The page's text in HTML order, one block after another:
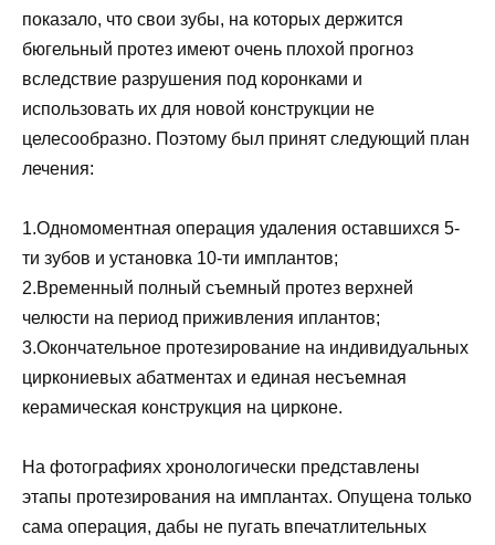
показало, что свои зубы, на которых держится
бюгельный протез имеют очень плохой прогноз
вследствие разрушения под коронками и
использовать их для новой конструкции не
целесообразно. Поэтому был принят следующий план
лечения:
1.Одномоментная операция удаления оставшихся 5-
ти зубов и установка 10-ти имплантов;
2.Временный полный съемный протез верхней
челюсти на период приживления иплантов;
3.Окончательное протезирование на индивидуальных
циркониевых абатментах и единая несъемная
керамическая конструкция на цирконе.
На фотографиях хронологически представлены
этапы протезирования на имплантах. Опущена только
сама операция, дабы не пугать впечатлительных